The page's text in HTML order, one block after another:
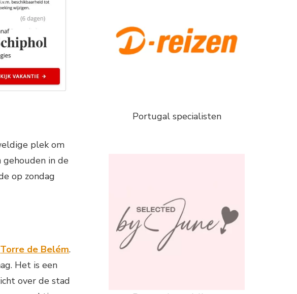
plek om
in de
op zondag
Torre de Belém.
Het is een
over de stad
Portugal specialisten